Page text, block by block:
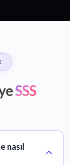
SSS
nasıl